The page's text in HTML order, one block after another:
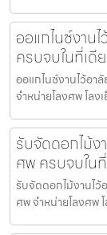
ออแกไนซ์งาน
ครบจบในที่เดี
ออแกไนซ์งานไว้อ
จำหน่ายโลงศพ โล
รับจัดดอกไม้ง
ศพ ครบจบใน
รับจัดดอกไม้งานไ
ศพ จำหน่ายโลงศพ